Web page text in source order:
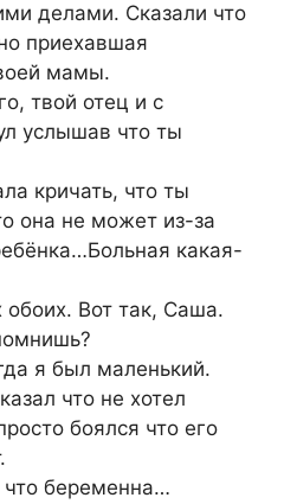
делами. Сказали что
приехавшая
мамы.
твой отец и с
услышав что ты
кричать, что ты
она не может из-за
какая-
Вот так, Саша.
я был маленький.
что не хотел
боялся что его
беременна…